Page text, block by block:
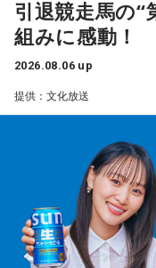
引退競走馬の“
組みに感動！
2026.08.06 up
提供：文化放送